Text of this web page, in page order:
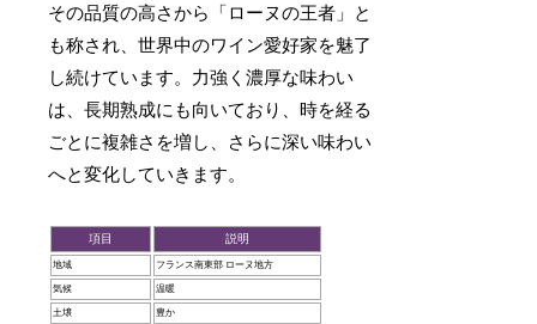
その品質の高さから「ローヌの王者」と
も称され、世界中のワイン愛好家を魅了
し続けています。力強く濃厚な味わい
は、長期熟成にも向いており、時を経る
ごとに複雑さを増し、さらに深い味わい
へと変化していきます。
項目 説明
地域 フランス南東部 ローヌ地方
気候 温暖
土壌 豊か